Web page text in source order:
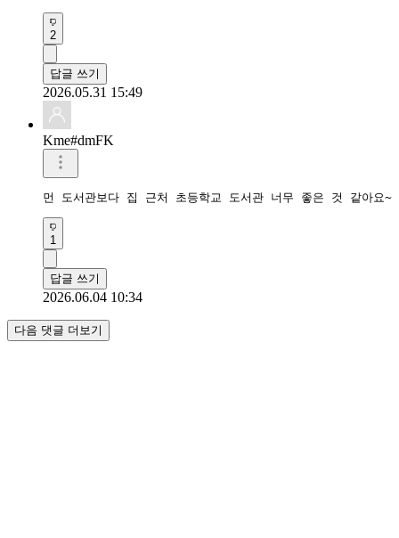
2
답글 쓰기
2026.05.31 15:49
Kme#dmFK
먼 도서관보다 집 근처 초등학교 도서관 너무 좋은 것 같아요~
1
답글 쓰기
2026.06.04 10:34
다음 댓글 더보기